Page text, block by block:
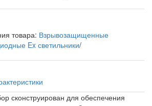
товара: Взрывозащищенные
Ex светильники/
сконструирован для обеспечения